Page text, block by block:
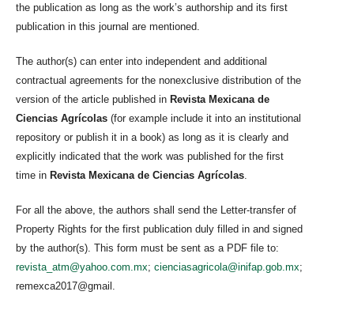
the publication as long as the work’s authorship and its first
publication in this journal are mentioned.
The author(s) can enter into independent and additional
contractual agreements for the nonexclusive distribution of the
version of the article published in Revista Mexicana de
Ciencias Agrícolas (for example include it into an institutional
repository or publish it in a book) as long as it is clearly and
explicitly indicated that the work was published for the first
time in Revista Mexicana de Ciencias Agrícolas
For all the above, the authors shall send the Letter-transfer of
Property Rights for the first publication duly filled in and signed
by the author(s). This form must be sent as a PDF file to:
revista_atm@yahoo.com.mx; cienciasagricola@inifap.gob.mx;
remexca2017@gmail.